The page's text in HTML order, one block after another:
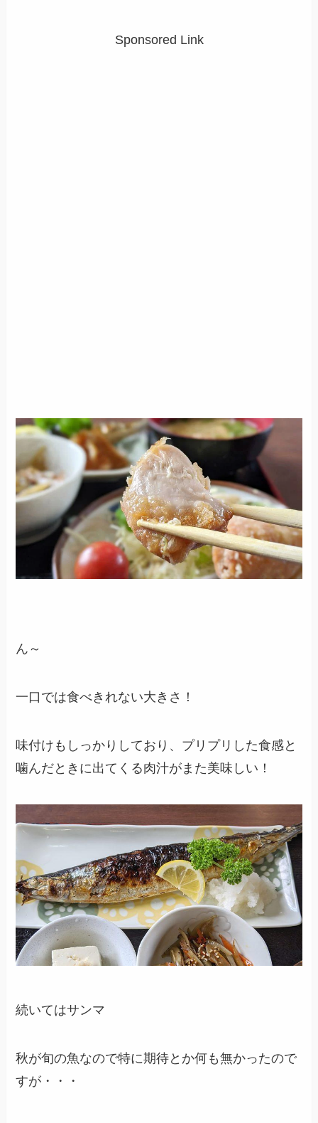
Sponsored Link
ん～
一口では食べきれない大きさ！
味付けもしっかりしており、プリプリした食感と
噛んだときに出てくる肉汁がまた美味しい！
続いてはサンマ
秋が旬の魚なので特に期待とか何も無かったので
すが・・・